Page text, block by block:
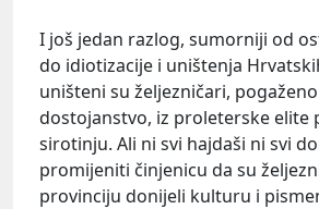
I još jedan razlog, sumorniji od
do idiotizacije i uništenja
uništeni su željezničari,
dostojanstvo, iz proleterske elite
sirotinju. Ali ni svi hajdaši ni svi
promijeniti činjenicu da su
provinciju donijeli kulturu i